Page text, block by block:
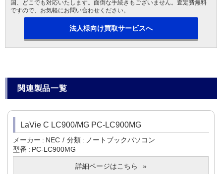
国、どこでも対応いたします。面倒な手続きもございません。査定費無料
ですので、お気軽にお問い合わせください。
法人様向け買取サービスへ
関連製品一覧
LaVie C LC900/MG PC-LC900MG
メーカー NEC 分類
ノートブックパソコン
型番
PC-LC900MG
詳細ページはこちら